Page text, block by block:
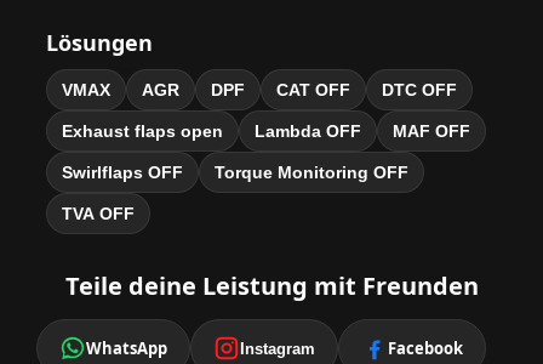
Lösungen
VMAX AGR DPF CAT OFF DTC OFF
Exhaust flaps open Lambda OFF MAF OFF
Swirlflaps OFF Torque Monitoring OFF
TVA OFF
Teile deine Leistung mit Freunden
WhatsApp Instagram Facebook